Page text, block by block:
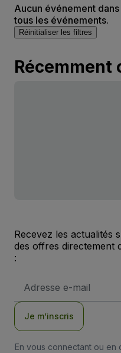
Aucun événement
tous les événements.
Réinitialiser les filtres
Récemment
Recevez les actualités
des offres directement
:
e-
Je m’inscris
En vous connectant ou